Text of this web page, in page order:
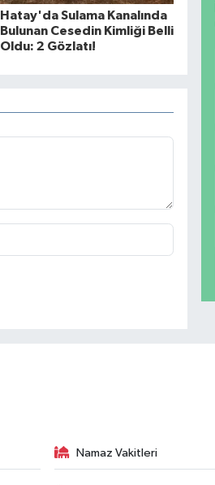
Hatay'da Sulama Kanalında
Bulunan Cesedin Kimliği Belli
Oldu: 2 Gözlatı!
Namaz Vakitleri